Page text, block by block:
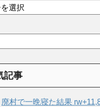
記事
廃村で一晩寝た結果